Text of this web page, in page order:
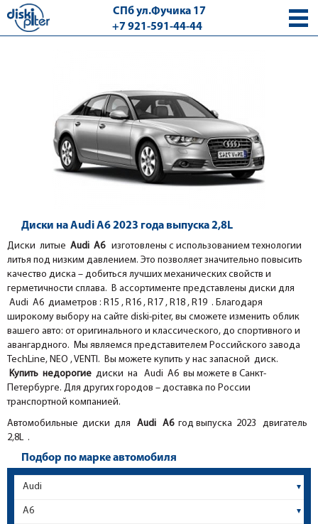
СПб ул.Фучика 17
+7 921-591-44-44
Диски на Audi A6 2023 года выпуска 2,8L
Диски литые Audi A6 изготовлены с использованием технологии
литья под низким давлением. Это позволяет значительно повысить
качество диска – добиться лучших механических свойств и
герметичности сплава. В ассортименте представлены диски для
Audi A6 диаметров : R15 , R16 , R17 , R18 , R19 . Благодаря
широкому выбору на сайте diski-piter, вы сможете изменить облик
вашего авто: от оригинального и классического, до спортивного и
авангардного. Мы являемся представителем Российского завода
TechLine, NEO , VENTI. Вы можете купить у нас запасной диск.
Купить недорогие диски на Audi A6 вы можете в Санкт-
Петербурге. Для других городов – доставка по России
транспортной компанией.
Автомобильные диски для
Audi A6год выпуска 2023 двигатель
2,8L .
Подбор по марке автомобиля